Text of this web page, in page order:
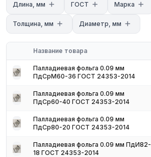
Длина, мм ГОСТ Марка
Толщина, мм Диаметр, мм
Название товара
Палладиевая фольга 0.09 мм
ПдСрМ60-36 ГОСТ 24353-2014
Палладиевая фольга 0.09 мм
ПдСр60-40 ГОСТ 24353-2014
Палладиевая фольга 0.09 мм
ПдСр80-20 ГОСТ 24353-2014
Палладиевая фольга 0.09 мм ПдИ82-
18 ГОСТ 24353-2014